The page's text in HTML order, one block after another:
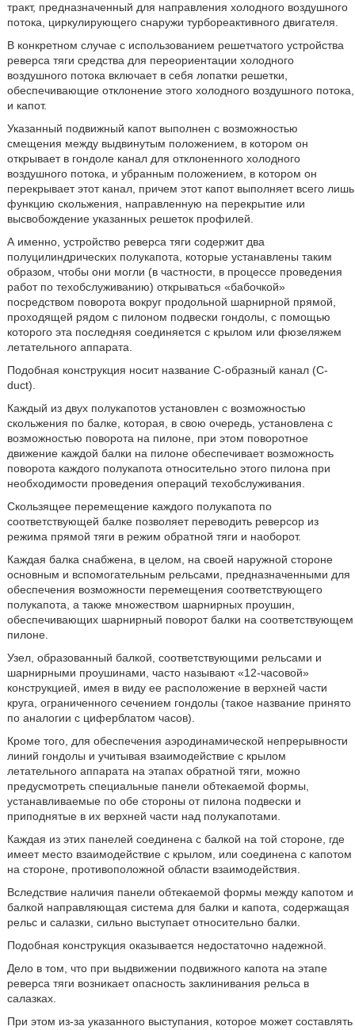
тракт, предназначенный для направления холодного воздушного
потока, циркулирующего снаружи турбореактивного двигателя.
В конкретном случае с использованием решетчатого устройства
реверса тяги средства для переориентации холодного
воздушного потока включает в себя лопатки решетки,
обеспечивающие отклонение этого холодного воздушного потока,
и капот.
Указанный подвижный капот выполнен с возможностью
смещения между выдвинутым положением, в котором он
открывает в гондоле канал для отклоненного холодного
воздушного потока, и убранным положением, в котором он
перекрывает этот канал, причем этот капот выполняет всего лишь
функцию скольжения, направленную на перекрытие или
высвобождение указанных решеток профилей.
А именно, устройство реверса тяги содержит два
полуцилиндрических полукапота, которые устанавлены таким
образом, чтобы они могли (в частности, в процессе проведения
работ по техобслуживанию) открываться «бабочкой»
посредством поворота вокруг продольной шарнирной прямой,
проходящей рядом с пилоном подвески гондолы, с помощью
которого эта последняя соединяется с крылом или фюзеляжем
летательного аппарата.
Подобная конструкция носит название С-образный канал (C-
duct).
Каждый из двух полукапотов установлен с возможностью
скольжения по балке, которая, в свою очередь, установлена с
возможностью поворота на пилоне, при этом поворотное
движение каждой балки на пилоне обеспечивает возможность
поворота каждого полукапота относительно этого пилона при
необходимости проведения операций техобслуживания.
Скользящее перемещение каждого полукапота по
соответствующей балке позволяет переводить реверсор из
режима прямой тяги в режим обратной тяги и наоборот.
Каждая балка снабжена, в целом, на своей наружной стороне
основным и вспомогательным рельсами, предназначенными для
обеспечения возможности перемещения соответствующего
полукапота, а также множеством шарнирных проушин,
обеспечивающих шарнирный поворот балки на соответствующем
пилоне.
Узел, образованный балкой, соответствующими рельсами и
шарнирными проушинами, часто называют «12-часовой»
конструкцией, имея в виду ее расположение в верхней части
круга, ограниченного сечением гондолы (такое название принято
по аналогии с циферблатом часов).
Кроме того, для обеспечения аэродинамической непрерывности
линий гондолы и учитывая взаимодействие с крылом
летательного аппарата на этапах обратной тяги, можно
предусмотреть специальные панели обтекаемой формы,
устанавливаемые по обе стороны от пилона подвески и
приподнятые в их верхней части над полукапотами.
Каждая из этих панелей соединена с балкой на той стороне, где
имеет место взаимодействие с крылом, или соединена с капотом
на стороне, противоположной области взаимодействия.
Вследствие наличия панели обтекаемой формы между капотом и
балкой направляющая система для балки и капота, содержащая
рельс и салазки, сильно выступает относительно балки.
Подобная конструкция оказывается недостаточно надежной.
Дело в том, что при выдвижении подвижного капота на этапе
реверса тяги возникает опасность заклинивания рельса в
салазках.
При этом из-за указанного выступания, которое может составлять